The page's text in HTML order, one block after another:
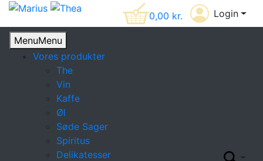
0,00 kr. Login
MenuMenu
Vores produkter
The
Vin
Kaffe
Øl
Søde Sager
Spiritus
Delikatesser